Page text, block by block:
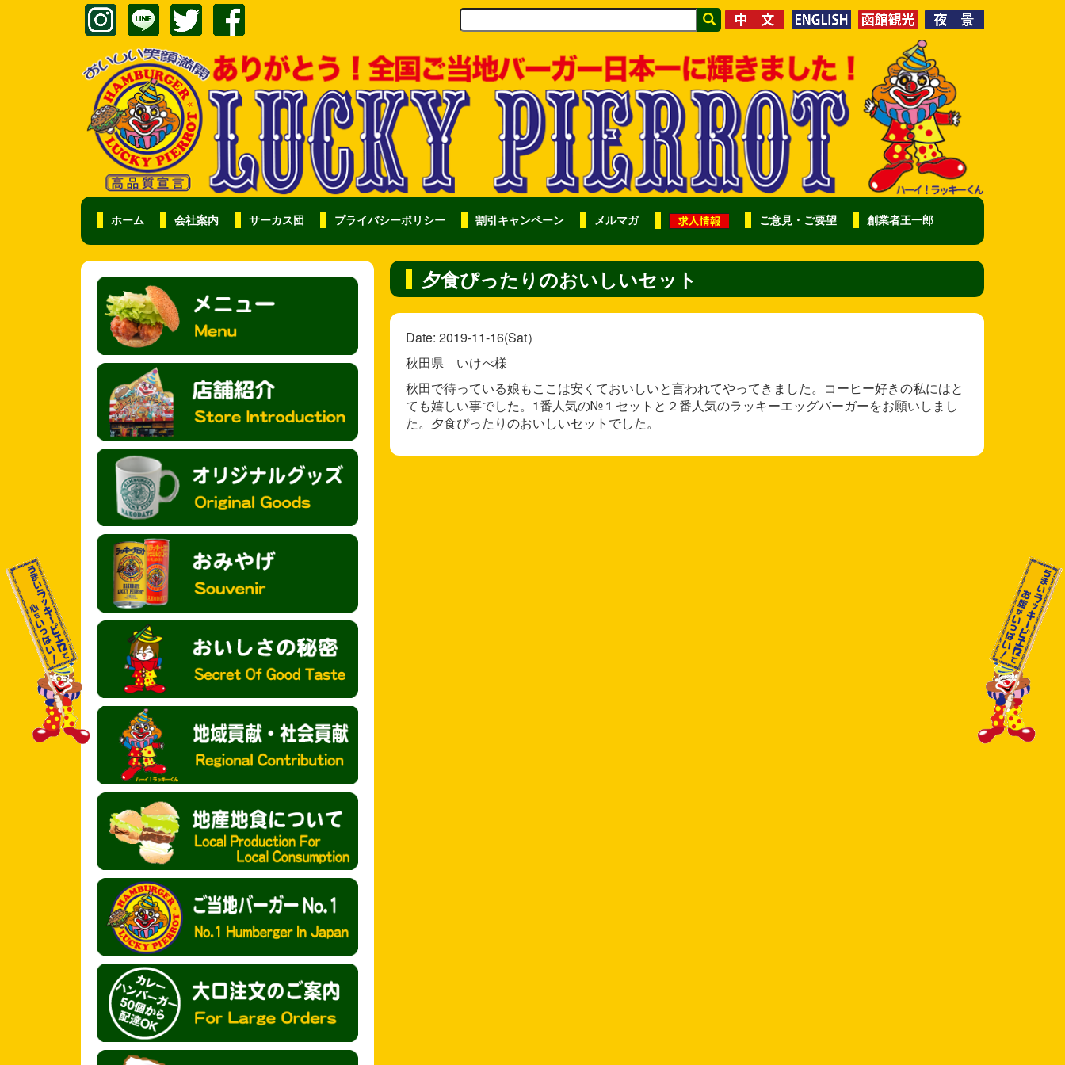
ホーム 会社案内 サーカス団 プライバシーポリシー 割引キャンペーン メルマガ ご意見・ご要望 創業者王一郎
夕食ぴったりのおいしいセット
Date: 2019-11-16(Sat）
秋田県 いけべ様
秋田で待っている娘もここは安くておいしいと言われてやってきました。コーヒー好きの私にはと
ても嬉しい事でした。1番人気の№１セットと２番人気のラッキーエッグバーガーをお願いしまし
た。夕食ぴったりのおいしいセットでした。